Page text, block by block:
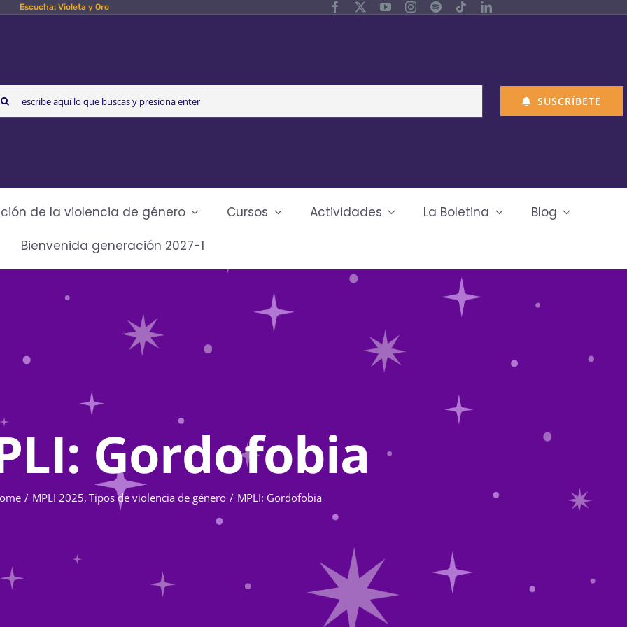
Escucha: Violeta y Oro
SUSCRÍBETE
de la violencia de género Cursos Actividades La Boletina
Blog
Bienvenida generación 2027-1
Gordofobia
MPLI 2025 Tipos de violencia de género MPLI: Gordofobia